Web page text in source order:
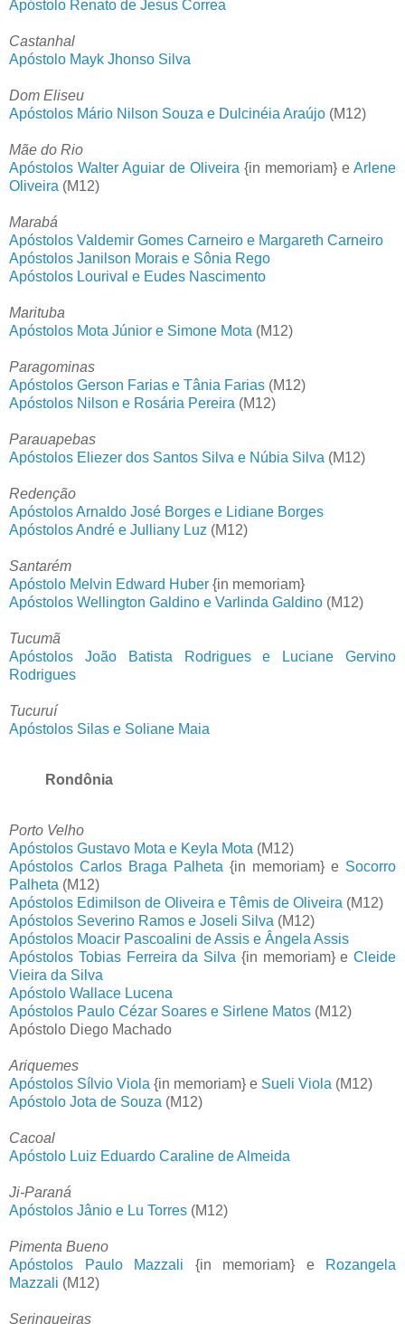
Apóstolo Renato de Jesus Correa
Castanhal
Apóstolo Mayk Jhonso Silva
Dom Eliseu
Apóstolos Mário Nilson Souza e Dulcinéia Araújo (M12)
Mãe do Rio
Apóstolos Walter Aguiar de Oliveira {in memoriam} e Arlene
Oliveira (M12)
Marabá
Apóstolos Valdemir Gomes Carneiro e Margareth Carneiro
Apóstolos Janilson Morais e Sônia Rego
Apóstolos Lourival e Eudes Nascimento
Marituba
Apóstolos Mota Júnior e Simone Mota (M12)
Paragominas
Apóstolos Gerson Farias e Tânia Farias (M12)
Apóstolos Nilson e Rosária Pereira (M12)
Parauapebas
Apóstolos Eliezer dos Santos Silva e Núbia Silva (M12)
Redenção
Apóstolos Arnaldo José Borges e Lidiane Borges
Apóstolos André e Julliany Luz (M12)
Santarém
Apóstolo Melvin Edward Huber {in memoriam}
Apóstolos Wellington Galdino e Varlinda Galdino (M12)
Tucumã
Apóstolos João Batista Rodrigues e Luciane Gervino
Rodrigues
Tucuruí
Apóstolos Silas e Soliane Maia
Rondônia
Porto Velho
Apóstolos Gustavo Mota e Keyla Mota (M12)
Apóstolos Carlos Braga Palheta {in memoriam} e Socorro
Palheta (M12)
Apóstolos Edimilson de Oliveira e Têmis de Oliveira (M12)
Apóstolos Severino Ramos e Joseli Silva (M12)
Apóstolos Moacir Pascoalini de Assis e Ângela Assis
Apóstolos Tobias Ferreira da Silva {in memoriam} e Cleide
Vieira da Silva
Apóstolo Wallace Lucena
Apóstolos Paulo Cézar Soares e Sirlene Matos (M12)
Apóstolo Diego Machado
Ariquemes
Apóstolos Sílvio Viola {in memoriam} e Sueli Viola (M12)
Apóstolo Jota de Souza (M12)
Cacoal
Apóstolo Luiz Eduardo Caraline de Almeida
Ji-Paraná
Apóstolos Jânio e Lu Torres (M12)
Pimenta Bueno
Apóstolos Paulo Mazzali {in memoriam} e
Rozangela
Mazzali (M12)
Seringueiras